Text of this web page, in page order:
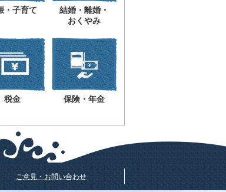
・子育て
結婚・離婚・
おくやみ
税金 保険・年金
ご意見・お問い合わせ